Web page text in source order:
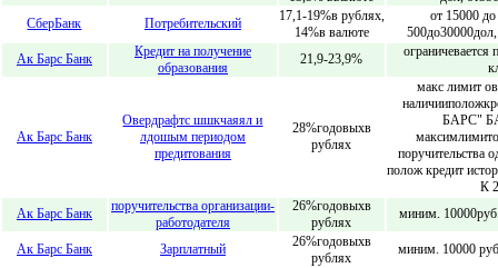
СберБанк
Потребительский
17,1-19%в рублях,
14%в валюте
от 15000
Ак Барс Банк
Кредит на получение
образования
21,9-23,9%
ограничевается
Ак Барс Банк
Овердрафтс шшкчаяял и
лдошым периодом
предитования
28%годовыхв
рублях
макс лимит
БАРС"
поручительства
полож кредит
К
Ак Барс Банк
поручительства организации-
работодателя
26%годовыхв
рублях
миним.
Ак Барс Банк Зарплатный
26%годовыхв
рублях
миним. 10000